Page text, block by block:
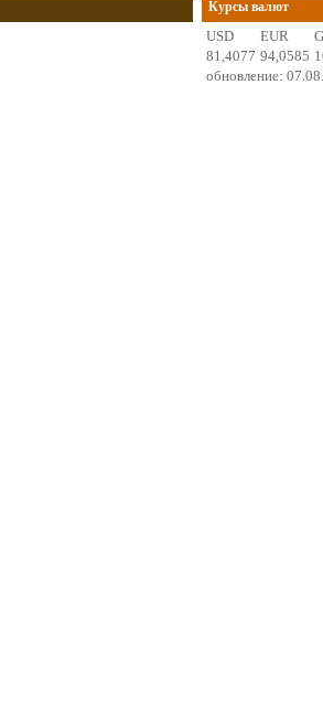
Курсы валют
USD EUR
81,4077 94,0585
обновление: